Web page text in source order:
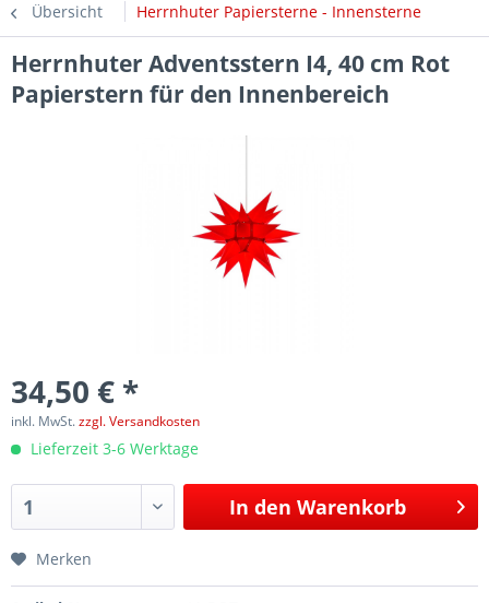
Übersicht Herrnhuter Papiersterne - Innensterne
Herrnhuter Adventsstern I4, 40 cm Rot
Papierstern für den Innenbereich
34,50 € *
inkl. MwSt.zzgl. Versandkosten
Lieferzeit 3-6 Werktage
In den Warenkorb
Merken